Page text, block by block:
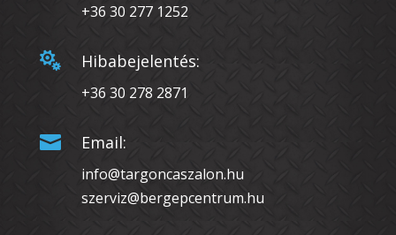
+36 30 277 1252
 Hibabejelentés:
+36 30 278 2871
 Email:
info@targoncaszalon.hu
szerviz@bergepcentrum.hu